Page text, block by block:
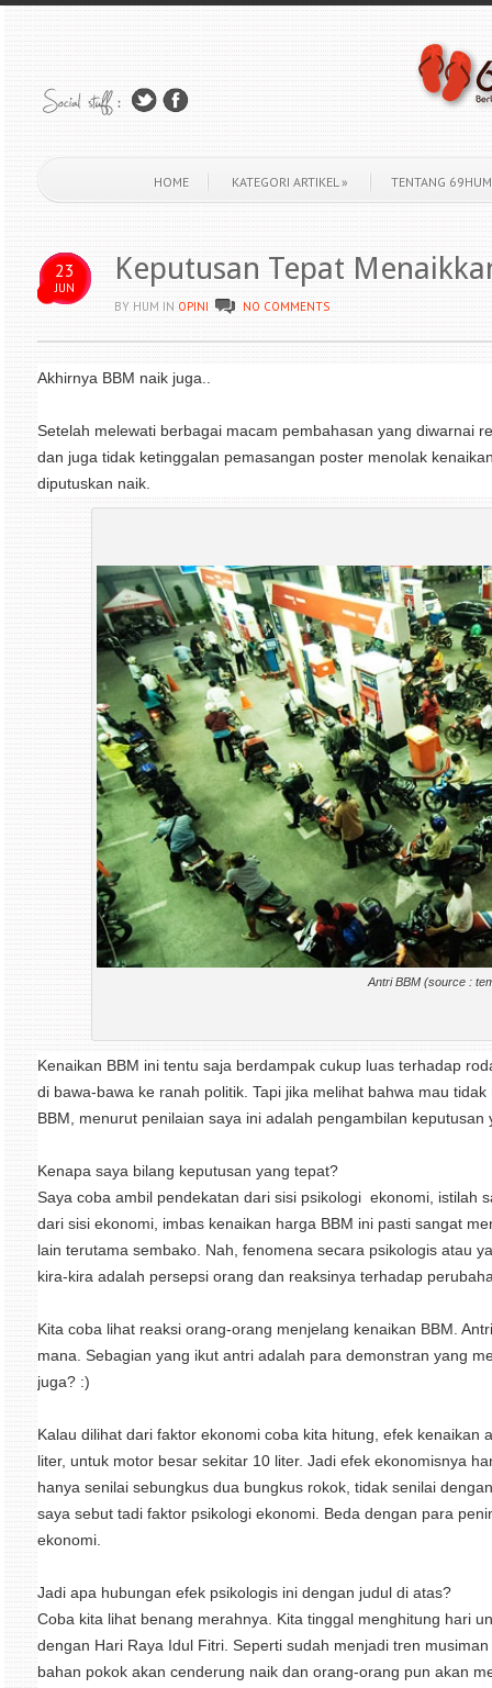
HOME KATEGORI ARTIKEL» TENTANG
23
JUN
Keputusan Tepat
BY HUM IN OPINI NO COMMENTS
Akhirnya BBM naik juga..
Setelah melewati berbagai macam pembahasan yang diwarnai
dan juga tidak ketinggalan pemasangan poster menolak
diputuskan naik.
Antri BBM (source :
Kenaikan BBM ini tentu saja berdampak cukup luas terhadap
di bawa-bawa ke ranah politik. Tapi jika melihat bahwa mau
BBM, menurut penilaian saya ini adalah pengambilan
Kenapa saya bilang keputusan yang tepat?
Saya coba ambil pendekatan dari sisi psikologi ekonomi, istilah
dari sisi ekonomi, imbas kenaikan harga BBM ini pasti sangat
lain terutama sembako. Nah, fenomena secara psikologis atau
kira-kira adalah persepsi orang dan reaksinya terhadap
Kita coba lihat reaksi orang-orang menjelang kenaikan BBM.
mana. Sebagian yang ikut antri adalah para demonstran yang
juga? :)
Kalau dilihat dari faktor ekonomi coba kita hitung, efek kenaikan
liter, untuk motor besar sekitar 10 liter. Jadi efek ekonomisnya
hanya senilai sebungkus dua bungkus rokok, tidak senilai
saya sebut tadi faktor psikologi ekonomi. Beda dengan para
ekonomi.
Jadi apa hubungan efek psikologis ini dengan judul di atas?
Coba kita lihat benang merahnya. Kita tinggal menghitung hari
dengan Hari Raya Idul Fitri. Seperti sudah menjadi tren
bahan pokok akan cenderung naik dan orang-orang pun akan